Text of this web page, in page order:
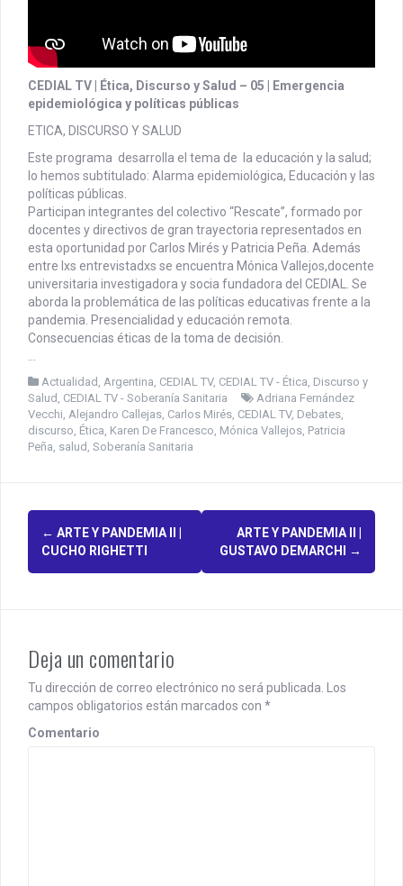
CEDIAL TV | Ética, Discurso y Salud – 05 | Emergencia
epidemiológica y políticas públicas
ETICA, DISCURSO Y SALUD
Este programa desarrolla el tema de la educación y la salud;
lo hemos subtitulado: Alarma epidemiológica, Educación y las
políticas públicas.
Participan integrantes del colectivo “Rescate”, formado por
docentes y directivos de gran trayectoria representados en
esta oportunidad por Carlos Mirés y Patricia Peña. Además
entre lxs entrevistadxs se encuentra Mónica Vallejos,docente
universitaria investigadora y socia fundadora del CEDIAL. Se
aborda la problemática de las políticas educativas frente a la
pandemia. Presencialidad y educación remota.
Consecuencias éticas de la toma de decisión.
Actualidad , Argentina, CEDIAL TV, CEDIAL TV - Ética, Discurso y
Salud , CEDIAL TV - Soberanía Sanitaria
Adriana Fernández
Vecchi, Alejandro Callejas, Carlos Mirés, CEDIAL TV, Debates,
discurso, Ética, Karen De Francesco, Mónica Vallejos, Patricia
Peña, salud , Soberanía Sanitaria
o
n
a
v
← ARTE Y PANDEMIA II |
CUCHO RIGHETTI
ARTE Y PANDEMIA II |
GUSTAVO DEMARCHI
→
Deja un comentario
Tu dirección de correo electrónico no será publicada.
Los
campos obligatorios están marcados con *
Comentario